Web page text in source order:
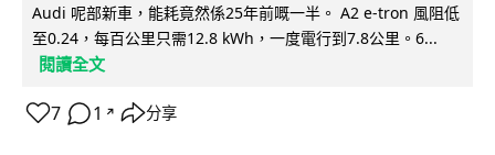
Audi 呢部新車，能耗竟然係25年前嘅一半。 A2 e-tron 風阻低
至0.24，每百公里只需12.8 kWh，一度電行到7.8公里。6...
閱讀全文
7 1 ↗ 分享